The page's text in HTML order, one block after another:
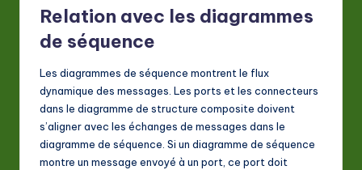
Relation avec les diagrammes
de séquence
Les diagrammes de séquence montrent le flux
dynamique des messages. Les ports et les connecteurs
dans le diagramme de structure composite doivent
s’aligner avec les échanges de messages dans le
diagramme de séquence. Si un diagramme de séquence
montre un message envoyé à un port, ce port doit